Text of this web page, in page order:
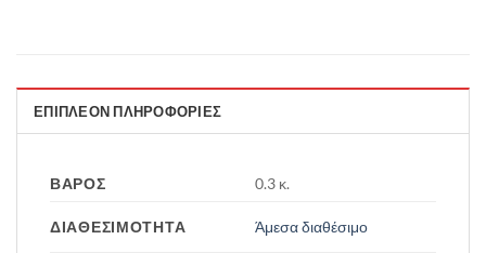
ΕΠΙΠΛΈΟΝ ΠΛΗΡΟΦΟΡΊΕΣ
ΒΆΡΟΣ 0.3 κ.
ΔΙΑΘΕΣΙΜΟΤΗΤΑ Άμεσα διαθέσιμο